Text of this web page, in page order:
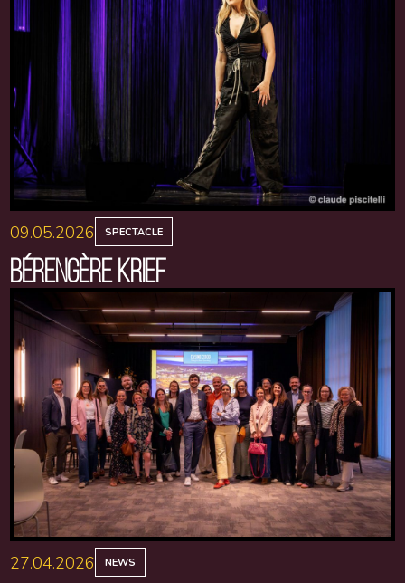
09.05.2026 SPECTACLE
BÉRENGÈRE KRIEF
27.04.2026 NEWS